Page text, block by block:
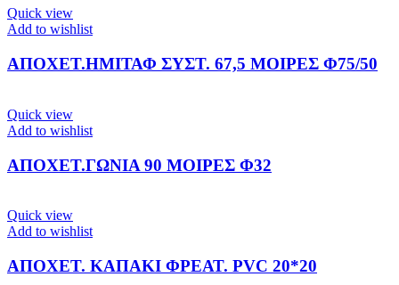
Quick view
Add to wishlist
ΑΠΟΧΕΤ.ΗΜΙΤΑΦ ΣΥΣΤ. 67,5 ΜΟΙΡΕΣ Φ75/50
Quick view
Add to wishlist
ΑΠΟΧΕΤ.ΓΩΝΙΑ 90 ΜΟΙΡΕΣ Φ32
Quick view
Add to wishlist
ΑΠΟΧΕΤ. ΚΑΠΑΚΙ ΦΡΕΑΤ. PVC 20*20